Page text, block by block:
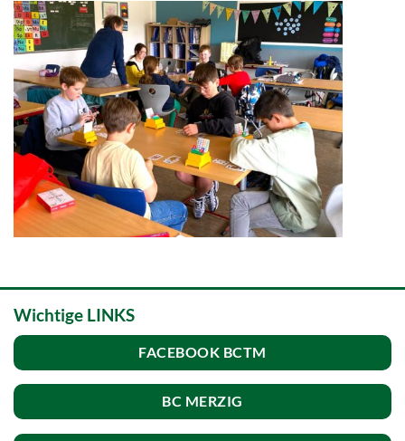
Wichtige LINKS
FACEBOOK BCTM
BC MERZIG